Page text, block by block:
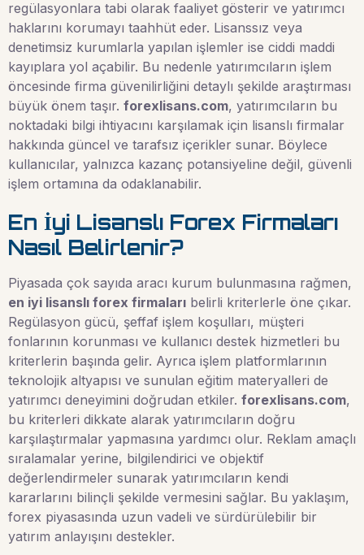
regülasyonlara tabi olarak faaliyet gösterir ve yatırımcı
haklarını korumayı taahhüt eder. Lisanssız veya
denetimsiz kurumlarla yapılan işlemler ise ciddi maddi
kayıplara yol açabilir. Bu nedenle yatırımcıların işlem
öncesinde firma güvenilirliğini detaylı şekilde araştırması
büyük önem taşır. forexlisans.com, yatırımcıların bu
noktadaki bilgi ihtiyacını karşılamak için lisanslı firmalar
hakkında güncel ve tarafsız içerikler sunar. Böylece
kullanıcılar, yalnızca kazanç potansiyeline değil, güvenli
işlem ortamına da odaklanabilir.
En İyi Lisanslı Forex Firmaları
Nasıl Belirlenir?
Piyasada çok sayıda aracı kurum bulunmasına rağmen,
en iyi lisanslı forex firmaları belirli kriterlerle öne çıkar.
Regülasyon gücü, şeffaf işlem koşulları, müşteri
fonlarının korunması ve kullanıcı destek hizmetleri bu
kriterlerin başında gelir. Ayrıca işlem platformlarının
teknolojik altyapısı ve sunulan eğitim materyalleri de
yatırımcı deneyimini doğrudan etkiler. forexlisans.com,
bu kriterleri dikkate alarak yatırımcıların doğru
karşılaştırmalar yapmasına yardımcı olur. Reklam amaçlı
sıralamalar yerine, bilgilendirici ve objektif
değerlendirmeler sunarak yatırımcıların kendi
kararlarını bilinçli şekilde vermesini sağlar. Bu yaklaşım,
forex piyasasında uzun vadeli ve sürdürülebilir bir
yatırım anlayışını destekler.